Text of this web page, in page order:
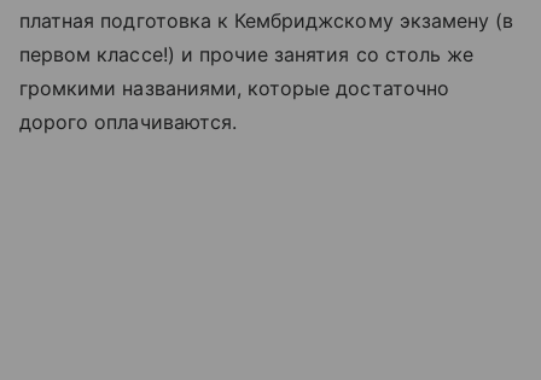
платная подготовка к Кембриджскому экзамену (в
первом классе!) и прочие занятия со столь же
громкими названиями, которые достаточно
дорого оплачиваются.